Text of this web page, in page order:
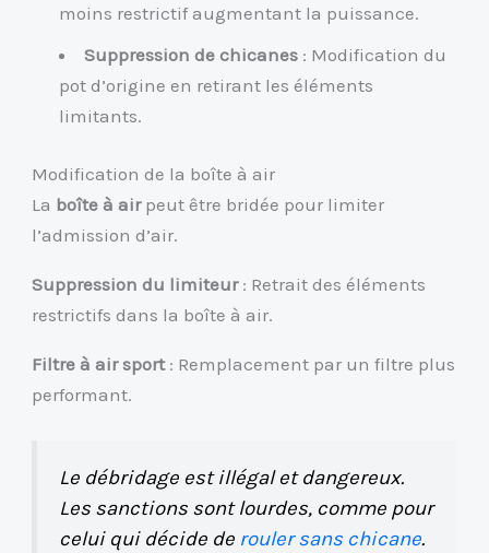
moins restrictif augmentant la puissance.
Suppression de chicanes : Modification du
pot d’origine en retirant les éléments
limitants.
Modification de la boîte à air
La boîte à airpeut être bridée pour limiter
l’admission d’air.
Suppression du limiteur: Retrait des éléments
restrictifs dans la boîte à air.
Filtre à air sport: Remplacement par un filtre plus
performant.
Le débridage est illégal et dangereux.
Les sanctions sont lourdes, comme pour
celui qui décide de rouler sans chicane.